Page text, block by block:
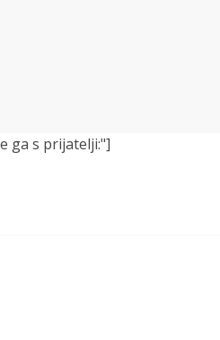
ga s prijatelji:"]